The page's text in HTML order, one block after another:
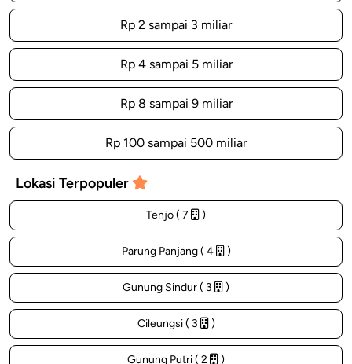
Rp 2 sampai 3 miliar
Rp 4 sampai 5 miliar
Rp 8 sampai 9 miliar
Rp 100 sampai 500 miliar
Lokasi Terpopuler
Tenjo ( 7 )
Parung Panjang ( 4 )
Gunung Sindur ( 3 )
Cileungsi ( 3 )
Gunung Putri ( 2 )